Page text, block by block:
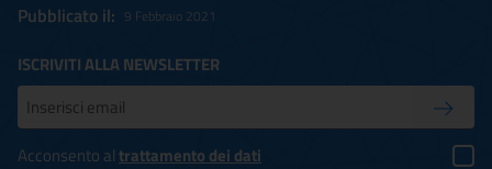
Pubblicato il: 9 Febbraio 2021
ISCRIVITI ALLA NEWSLETTER
Inserisci la tua mail
Acconsento altrattamento dei dati